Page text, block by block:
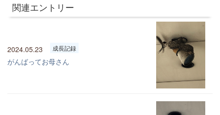
関連エントリー
2024.05.23 成長記録
がんばってお母さん